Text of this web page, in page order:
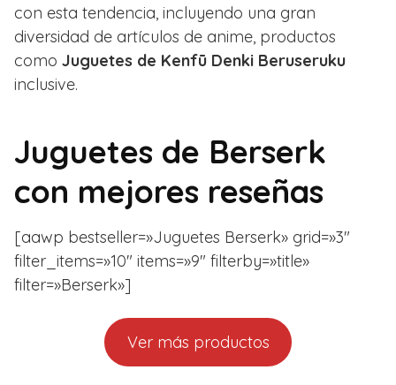
con esta tendencia, incluyendo una gran
diversidad de artículos de anime, productos
como Juguetes de Kenfū Denki Beruseruku
inclusive.
Juguetes de Berserk
con mejores reseñas
[aawp bestseller=»Juguetes Berserk» grid=»3″
filter_items=»10″ items=»9″ filterby=»title»
filter=»Berserk»]
Ver más productos